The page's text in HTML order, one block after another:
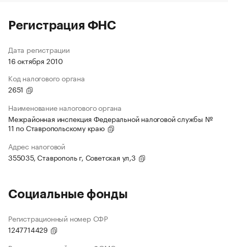
Регистрация ФНС
Дата регистрации
16 октября 2010
Код налогового органа
2651
Наименование налогового органа
Межрайонная инспекция Федеральной налоговой службы №
11 по Ставропольскому краю
Адрес налоговой
355035, Ставрополь г, Советская ул,3
Социальные фонды
Регистрационный номер СФР
1247714429